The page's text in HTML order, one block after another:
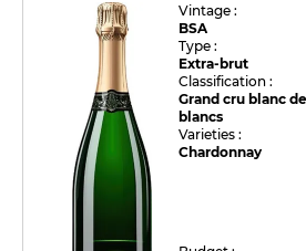
Vintage :
BSA
Type :
Extra-brut
Classification :
Grand cru blanc de
blancs
Varieties :
Chardonnay